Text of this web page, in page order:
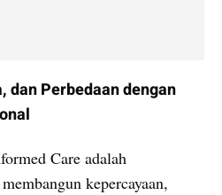
dan Perbedaan dengan
Care adalah
kepercayaan,